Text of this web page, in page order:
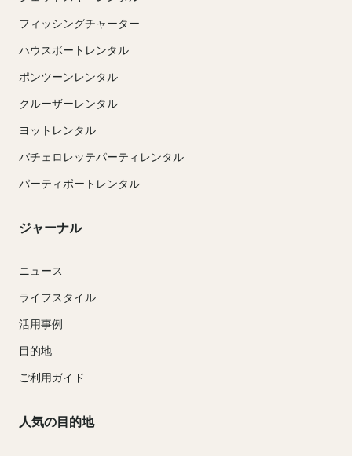
フィッシングチャーター
ハウスボートレンタル
ポンツーンレンタル
クルーザーレンタル
ヨットレンタル
バチェロレッテパーティレンタル
パーティボートレンタル
ジャーナル
ニュース
ライフスタイル
活用事例
目的地
ご利用ガイド
人気の目的地